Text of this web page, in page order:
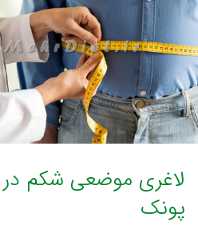
لاغری موضعی شکم در
پونک